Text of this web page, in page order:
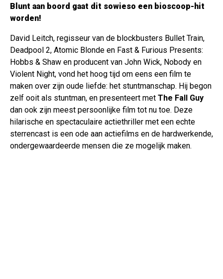
Blunt aan boord gaat dit sowieso een bioscoop-hit
worden!
David Leitch, regisseur van de blockbusters Bullet Train,
Deadpool 2, Atomic Blonde en Fast & Furious Presents:
Hobbs & Shaw en producent van John Wick, Nobody en
Violent Night, vond het hoog tijd om eens een film te
maken over zijn oude liefde: het stuntmanschap. Hij begon
zelf ooit als stuntman, en presenteert met The Fall Guy
dan ook zijn meest persoonlijke film tot nu toe. Deze
hilarische en spectaculaire actiethriller met een echte
sterrencast is een ode aan actiefilms en de hardwerkende,
ondergewaardeerde mensen die ze mogelijk maken.